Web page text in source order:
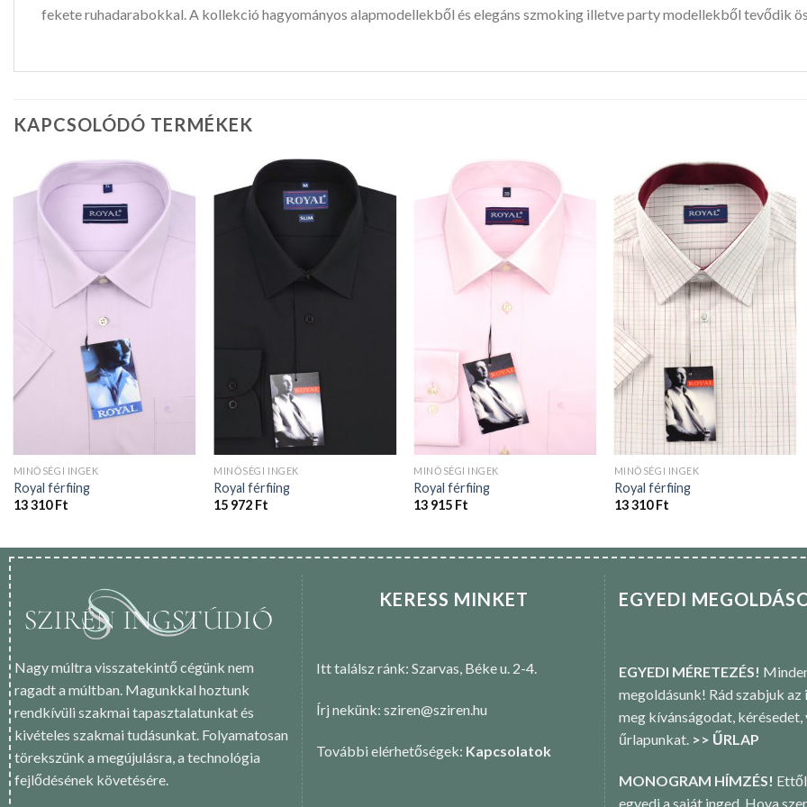
fekete ruhadarabokkal. A kollekció hagyományos alapmodellekből és elegáns szmoking illetve party modellekből tevődik
KAPCSOLÓDÓ TERMÉKEK
MINŐSÉGI INGEK
Royal férfiing
13 310Ft
MINŐSÉGI INGEK
Royal férfiing
15 972 Ft
MINŐSÉGI INGEK
Royal férfiing
13 915 Ft
MINŐSÉGI INGEK
Royal férfiing
13 310Ft
Nagy múltra visszatekintő cégünk nem
ragadt a múltban. Magunkkal hoztunk
rendkívüli szakmai tapasztalatunkat és
kivételes szakmai tudásunkat. Folyamatosan
törekszünk a megújulásra, a technológia
fejlődésének követésére.
KERESS MINKET
Itt találsz ránk: Szarvas, Béke u. 2-4.
Írj nekünk: sziren@sziren.hu
További elérhetőségek: Kapcsolatok
EGYEDI
EGYEDI MÉRETEZÉS!
megoldásunk! Rád szabjuk az
meg kívánságodat, kérésedet,
űrlapunkat. >> ŰRLAP
MONOGRAM HÍMZÉS!
egyedi a saját inged. Hova